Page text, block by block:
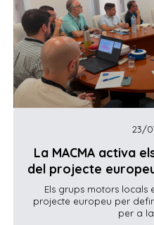
23/
La MACMA activa
del projecte
Els grups motors locals
projecte europeu per
per a la